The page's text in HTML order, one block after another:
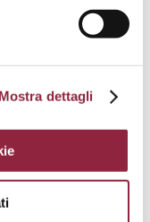
Mostra dettagli